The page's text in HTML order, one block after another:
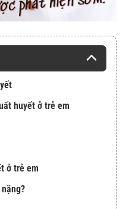
huyết ở trẻ em
ở trẻ em